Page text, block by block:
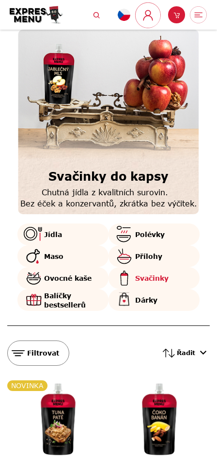
obsah
Hledat
Přihlášení
Nákupní
košík
Svačinky do kapsy
Chutná jídla z kvalitních surovin.
Bez éček a konzervantů, zkrátka bez výčitek.
Jídla Polévky
Maso Přílohy
Ovocné kaše Svačinky
Balíčky
bestsellerů
Dárky
Filtrovat Řadit
V
ý
NOVINKA